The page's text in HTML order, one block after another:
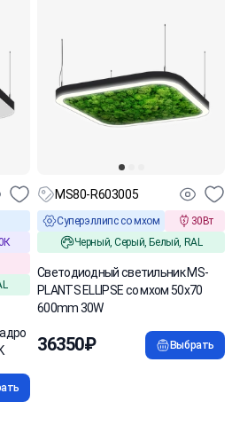
MS80-R603005
Суперэллипс со мхом
30Вт
Черный, Серый, Белый, RAL
Светодиодный светильник MS-
PLANTS ELLIPSE со мхом 50x70
600mm 30W
36350₽ Выбрать